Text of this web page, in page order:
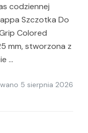
codziennej
Szczotka Do
Colored
mm, stworzona z
…
5 sierpnia 2026